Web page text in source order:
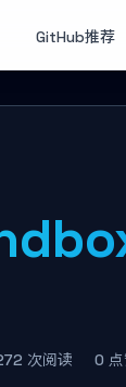
GitHub推荐
次阅读 0